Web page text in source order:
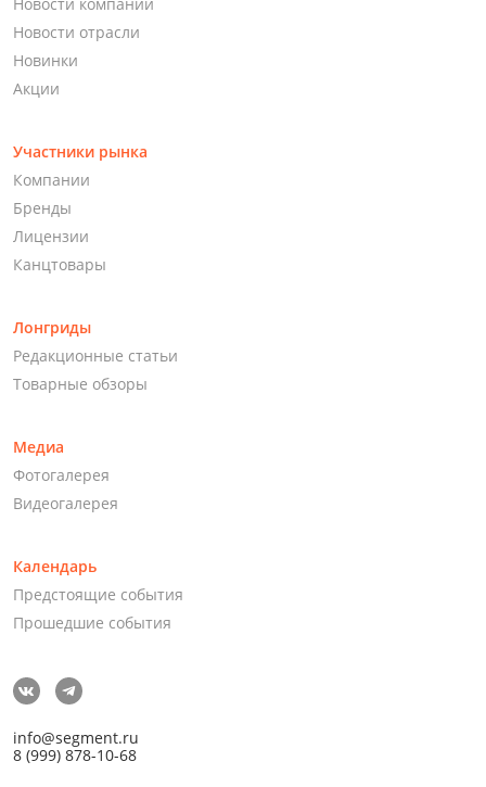
Новости отрасли
Новинки
Акции
Участники рынка
Компании
Бренды
Лицензии
Канцтовары
Лонгриды
Редакционные статьи
Товарные обзоры
Медиа
Фотогалерея
Видеогалерея
Календарь
Предстоящие события
Прошедшие события
info@segment.ru
8 (999) 878-10-68